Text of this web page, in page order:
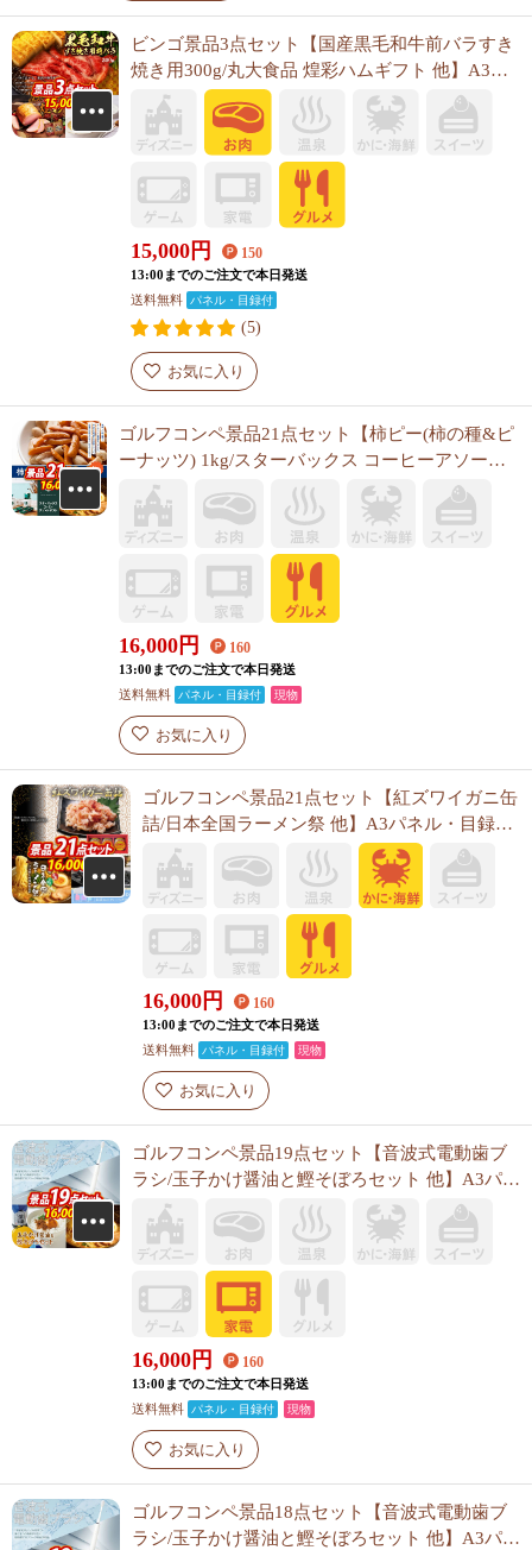
ビンゴ景品3点セット【国産黒毛和牛前バラすき
焼き用300g/丸大食品 煌彩ハムギフト 他】A3パ
ネル・目録付き<送料無料>
15,000 円 150
13:00までのご注文で本日発送
送料無料
パネル・目録付
(5)
お気に入り
ゴルフコンペ景品21点セット【柿ピー(柿の種&ピ
ーナッツ) 1kg/スターバックス コーヒーアソート
ギフト 他】A3パネル・目録付き<送料無料>
16,000 円 160
13:00までのご注文で本日発送
送料無料
パネル・目録付 現物
お気に入り
ゴルフコンペ景品21点セット【紅ズワイガニ缶
詰/日本全国ラーメン祭 他】A3パネル・目録付
き<送料無料>
16,000円 160
13:00までのご注文で本日発送
送料無料
パネル・目録付 現物
お気に入り
ゴルフコンペ景品19点セット【音波式電動歯ブ
ラシ/玉子かけ醤油と鰹そぼろセット 他】A3パネ
ル・目録付き<送料無料>
16,000 円 160
13:00までのご注文で本日発送
送料無料
パネル・目録付 現物
お気に入り
ゴルフコンペ景品18点セット【音波式電動歯ブ
ラシ/玉子かけ醤油と鰹そぼろセット 他】A3パネ